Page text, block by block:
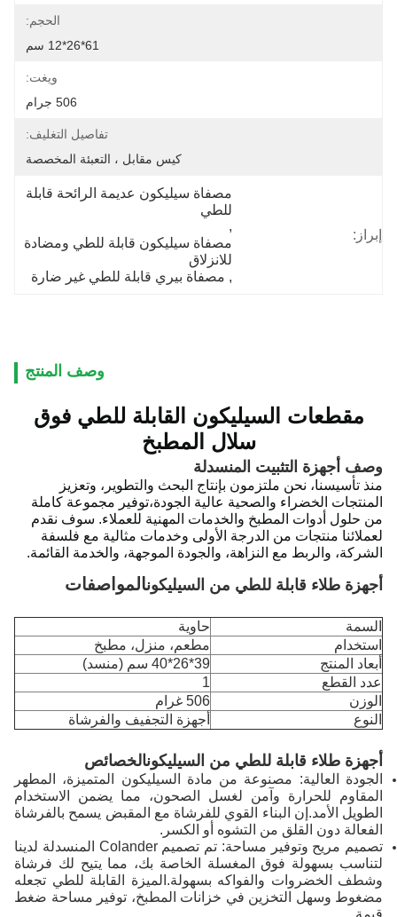
الحجم:
61*26*12 سم
ويغت:
506 جرام
تفاصيل التغليف:
كيس مقابل ، التعبئة المخصصة
إبراز:
مصفاة سيليكون عديمة الرائحة قابلة
للطي
,
مصفاة سيليكون قابلة للطي ومضادة
للانزلاق
, مصفاة بيري قابلة للطي غير ضارة
وصف المنتج
مقطعات السيليكون القابلة للطي فوق
سلال المطبخ
وصف أجهزة التثبيت المنسدلة
منذ تأسيسنا، نحن ملتزمون بإنتاج البحث والتطوير، وتعزيز
المنتجات الخضراء والصحية عالية الجودة،توفير مجموعة كاملة
من حلول أدوات المطبخ والخدمات المهنية للعملاء. سوف نقدم
لعملائنا منتجات من الدرجة الأولى وخدمات مثالية مع فلسفة
الشركة، والربط مع النزاهة، والجودة الموجهة، والخدمة القائمة.
أجهزة طلاء قابلة للطي من السيليكونالمواصفات
السمة
حاوية
استخدام
مطعم، منزل، مطبخ
أبعاد المنتج
39*26*40 سم (منسد)
عدد القطع
1
الوزن
506 غرام
النوع
أجهزة التجفيف والفرشاة
أجهزة طلاء قابلة للطي من السيليكونالخصائص
الجودة العالية: مصنوعة من مادة السيليكون المتميزة، المطهر
المقاوم للحرارة وآمن لغسل الصحون، مما يضمن الاستخدام
الطويل الأمد.إن البناء القوي للفرشاة مع المقبض يسمح بالفرشاة
الفعالة دون القلق من التشوه أو الكسر.
تصميم مريح وتوفير مساحة: تم تصميم Colander المنسدلة لدينا
لتناسب بسهولة فوق المغسلة الخاصة بك، مما يتيح لك فرشاة
وشطف الخضروات والفواكه بسهولة.الميزة القابلة للطي تجعله
مضغوط وسهل التخزين في خزانات المطبخ، توفير مساحة ضغط
قيمة.